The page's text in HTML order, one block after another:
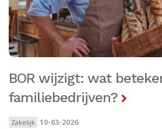
BOR wijzigt: wat
familiebedrijven?
Zakelijk 10-03-2026